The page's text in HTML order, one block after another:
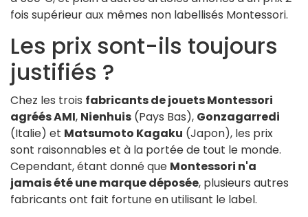
fois supérieur aux mêmes non labellisés Montessori.
Les prix sont-ils toujours
justifiés ?
Chez les trois fabricants de jouets Montessori
agréés AMI, Nienhuis (Pays Bas), Gonzagarredi
(Italie) et Matsumoto Kagaku (Japon), les prix
sont raisonnables et à la portée de tout le monde.
Cependant, étant donné que Montessori n'a
jamais été une marque déposée, plusieurs autres
fabricants ont fait fortune en utilisant le label.